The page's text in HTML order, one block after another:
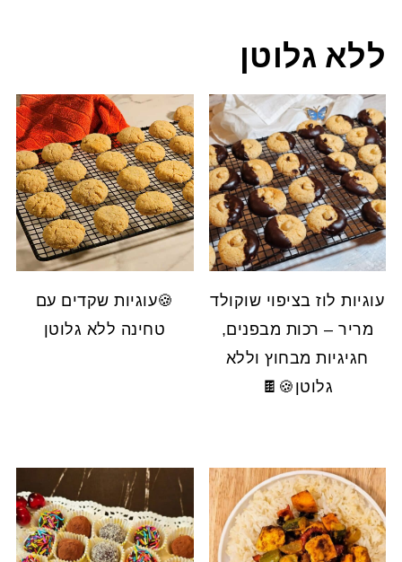
ללא גלוטן
עוגיות לוז בציפוי שוקולד
מריר – רכות מבפנים,
חגיגיות מבחוץ וללא
גלוטן🍪🍫
🍪עוגיות שקדים עם
טחינה ללא גלוטן